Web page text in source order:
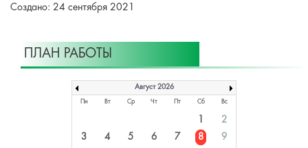
Создано: 24 сентября 2021
ПЛАН РАБОТЫ
Август 2026
Пн Вт Ср Чт Пт Сб Вс
1
2
3
4 5 6 7 8 9